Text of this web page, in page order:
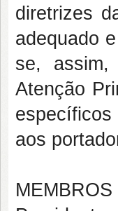
diretrizes
adequado
se, assim,
Atenção
específicos
aos